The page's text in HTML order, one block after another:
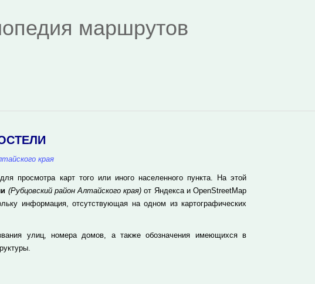
маршрутов
края
просмотра карт того или иного населенного пункта. На этой
(Рубцовский район Алтайского края) от Яндекса и OpenStreetMap
информация, отсутствующая на одном из картографических
улиц, номера домов, а также обозначения имеющихся в